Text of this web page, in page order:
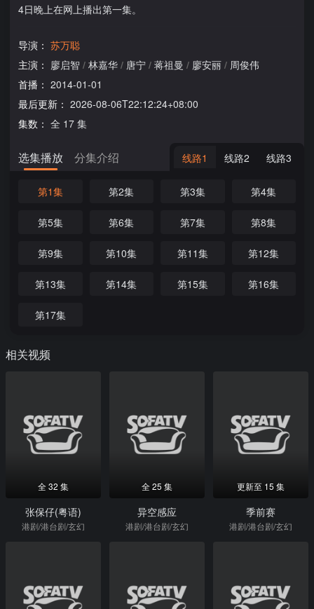
4日晚上在网上播出第一集。
导演： 苏万聪
主演： 廖启智 / 林嘉华 / 唐宁 / 蒋祖曼 / 廖安丽 / 周俊伟
首播： 2014-01-01
最后更新： 2026-08-06T22:12:24+08:00
集数： 全 17 集
选集播放 分集介绍 线路1 线路2 线路3
第1集 第2集 第3集 第4集
第5集 第6集 第7集 第8集
第9集 第10集 第11集 第12集
第13集 第14集 第15集 第16集
第17集
相关视频
全 32 集
张保仔(粤语)
港剧/港台剧/玄幻
全 25 集
异空感应
港剧/港台剧/玄幻
更新至 15 集
季前赛
港剧/港台剧/玄幻